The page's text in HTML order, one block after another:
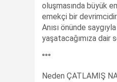
oluşmasında büyük
emekçi bir devrimcidir.
Anısı önünde
yaşatacağımıza dair
°°°
Neden ÇATLAMIŞ